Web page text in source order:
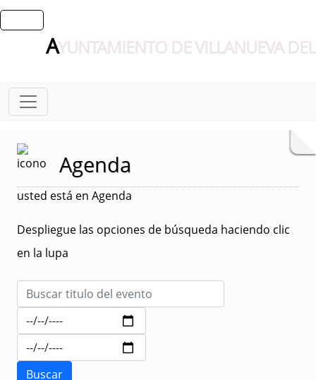
AYUNTAMIENTO DE VILLANUEVA
Agenda
usted está en Agenda
Despliegue las opciones de búsqueda haciendo clic
en la lupa